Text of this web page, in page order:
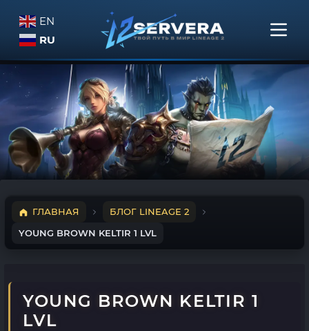
EN
RU
ГЛАВНАЯ
БЛОГ LINEAGE 2
YOUNG BROWN KELTIR 1 LVL
YOUNG BROWN KELTIR 1
LVL